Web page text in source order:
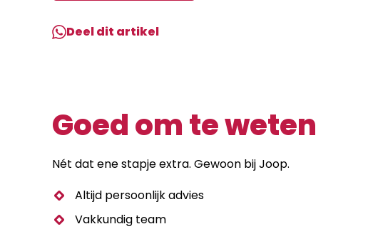
Deel dit artikel
Goed om te weten
Nét dat ene stapje extra. Gewoon bij Joop.
Altijd persoonlijk advies
Vakkundig team